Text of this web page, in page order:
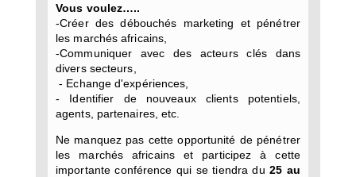
Vous voulez…..
-Créer des débouchés marketing et pénétrer
les marchés africains,
-Communiquer avec des acteurs clés dans
divers secteurs,
- Echange d'expériences,
- Identifier de nouveaux clients potentiels,
agents, partenaires, etc.
Ne manquez pas cette opportunité de pénétrer
les marchés africains et participez à cette
importante conférence qui se tiendra du25 au